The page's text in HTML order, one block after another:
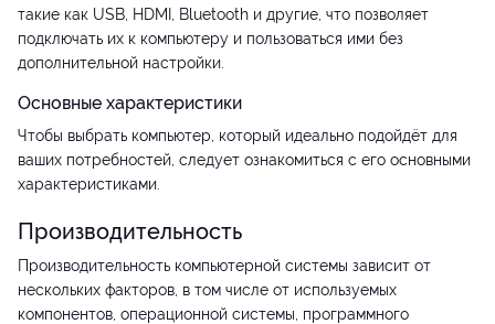
такие как USB, HDMI, Bluetooth и другие, что позволяет
подключать их к компьютеру и пользоваться ими без
дополнительной настройки.
Основные характеристики
Чтобы выбрать компьютер, который идеально подойдёт для
ваших потребностей, следует ознакомиться с его основными
характеристиками.
Производительность
Производительность компьютерной системы зависит от
нескольких факторов, в том числе от используемых
компонентов, операционной системы, программного